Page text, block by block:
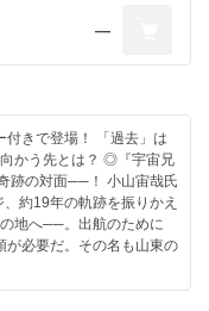
―
きで登場！ 「過去」は
かう先とは？ ◎『宇宙兄
跡の対面──！ 小山宙哉氏
約19年の軌跡を振りかえ
地へ──。出航のために
が必要だ。その名も山東の